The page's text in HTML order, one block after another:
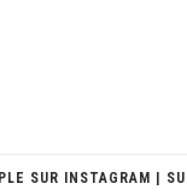
SUR INSTAGRAM |